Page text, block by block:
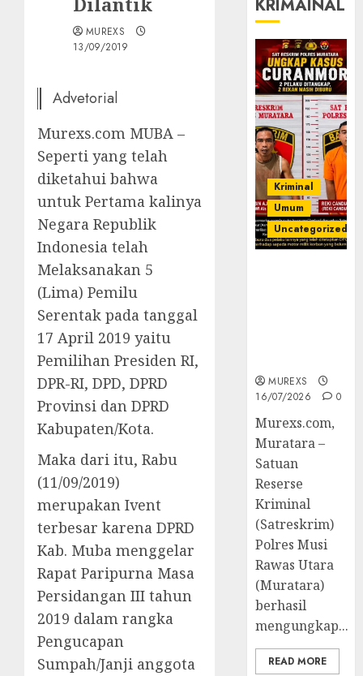
MUREXS
13/09/2019
Advetorial
Murexs.com MUBA –
Seperti yang telah
diketahui bahwa
untuk Pertama kalinya
Negara Republik
Indonesia telah
Melaksanakan 5
(Lima) Pemilu
Serentak pada tanggal
17 April 2019 yaitu
Pemilihan Presiden RI,
DPR-RI, DPD, DPRD
Provinsi dan DPRD
Kabupaten/Kota.
Maka dari itu, Rabu
(11/09/2019)
merupakan Ivent
terbesar karena DPRD
Kab. Muba menggelar
Rapat Paripurna Masa
Persidangan III tahun
2019 dalam rangka
Pengucapan
Sumpah/Janji anggota
KRIMAINAL
Kriminal
Umum
Uncategorized
MUREXS
16/07/2026
0
Murexs.com,
Muratara –
Satuan
Reserse
Kriminal
(Satreskrim)
Polres Musi
Rawas Utara
(Muratara)
berhasil
mengungkap...
READ MORE